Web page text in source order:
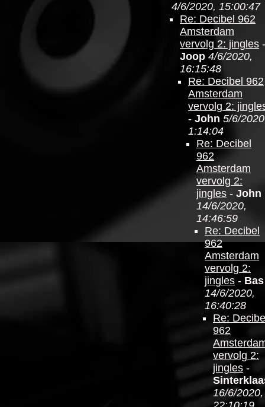
4/6/2020, 15:00:47
Re: Decibel 962
Amsterdam
vervolg 2: jingles -
Joop 4/6/2020,
16:15:48
Re: Decibel 962
Amsterdam
vervolg 2:
- John 5/6/
1:14:04
Re: Decibel
962
Amsterdam
vervolg 2:
jingles - John
14/6/2020,
14:46:59
Re: Decibel
962
Amsterdam
vervolg 2:
jingles - Bas
14/6/2020,
16:40:28
Re:
962
vervolg 2:
jingles -
16/6/2020,